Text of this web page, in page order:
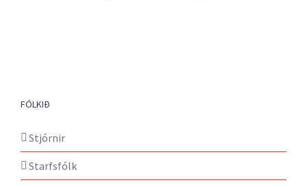
FÓLKIÐ
Stjórnir
Starfsfólk